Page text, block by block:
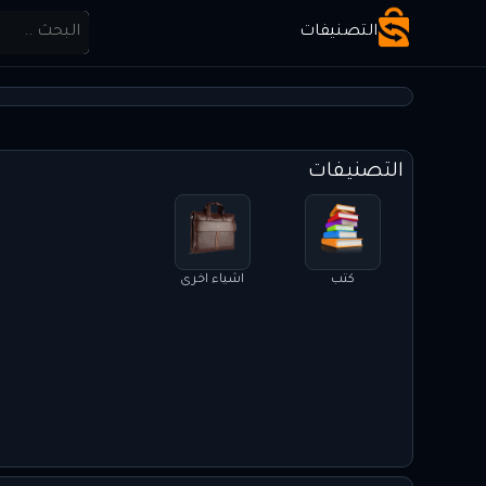
التصنيفات
التصنيفات
كتب اشياء اخرى